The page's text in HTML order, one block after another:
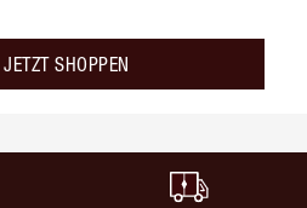
JETZT SHOPPEN